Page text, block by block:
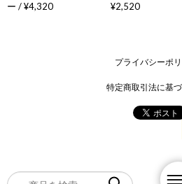
ー / ¥4,320
¥2,520
プライバシーポ
特定商取引法に基